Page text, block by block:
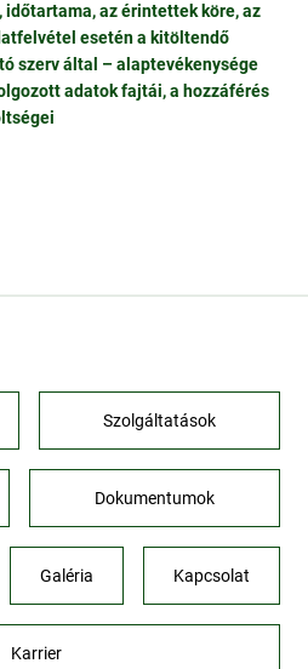
az érintettek köre, az
esetén a kitöltendő
szerv által – alaptevékenysége
adatok fajtái, a hozzáférés
Szolgáltatások
Dokumentumok
Galéria Kapcsolat
Karrier